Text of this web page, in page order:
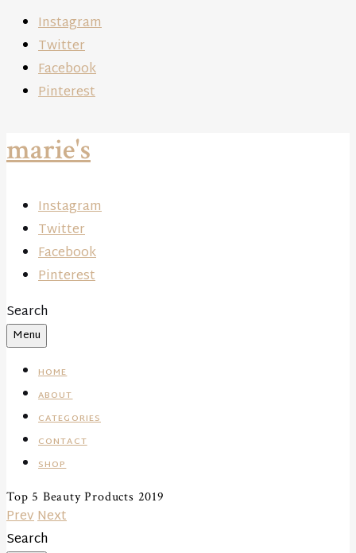
Instagram
Twitter
Facebook
Pinterest
marie's
Instagram
Twitter
Facebook
Pinterest
Search
Menu
HOME
ABOUT
CATEGORIES
CONTACT
SHOP
Top 5 Beauty Products 2019
PrevNext
Search